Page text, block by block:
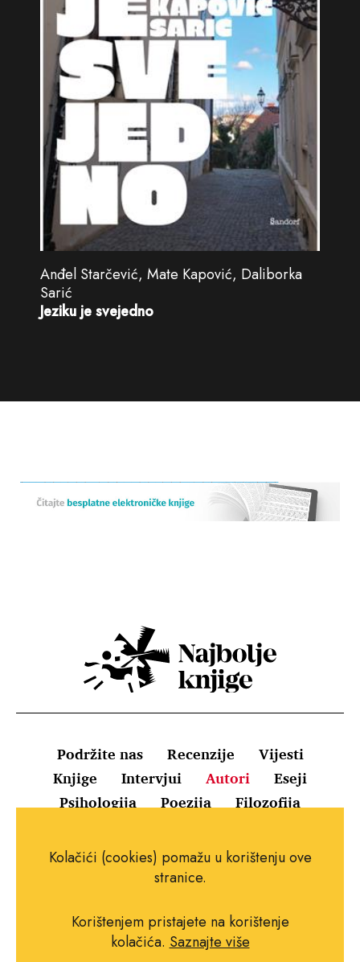
Anđel Starčević, Mate Kapović, Daliborka
Sarić
Jeziku je svejedno
Podržite nas Recenzije
Vijesti
Knjige
Intervjui Autori
Eseji
Psihologija
Poezija Filozofija
Uvjeti korištenja
Pravila o kolačićima
Impressum
Kolačići (cookies) pomažu u korištenju ove
stranice.
Korištenjem pristajete na korištenje
kolačića. Saznajte više